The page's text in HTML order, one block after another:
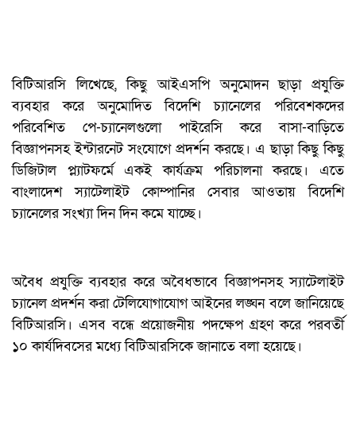
বিটিআরসি লিখেছে, কিছু আইএসপি অনুমোদন ছাড়া প্রযুক্তি
ব্যবহার করে অনুমোদিত বিদেশি চ্যানেলের পরিবেশকদের
পরিবেশিত পে-চ্যানেলগুলো পাইরেসি করে বাসা-বাড়িতে
বিজ্ঞাপনসহ ইন্টারনেট সংযোগে প্রদর্শন করছে। এ ছাড়া কিছু কিছু
ডিজিটাল প্ল্যাটফর্মে একই কার্যক্রম পরিচালনা করছে। এতে
বাংলাদেশ স্যাটেলাইট কোম্পানির সেবার আওতায় বিদেশি
চ্যানেলের সংখ্যা দিন দিন কমে যাচ্ছে।
অবৈধ প্রযুক্তি ব্যবহার করে অবৈধভাবে বিজ্ঞাপনসহ স্যাটেলাইট
চ্যানেল প্রদর্শন করা টেলিযোগাযোগ আইনের লঙ্ঘন বলে জানিয়েছে
বিটিআরসি। এসব বন্ধে প্রয়োজনীয় পদক্ষেপ গ্রহণ করে পরবর্তী
১০ কার্যদিবসের মধ্যে বিটিআরসিকে জানাতে বলা হয়েছে।